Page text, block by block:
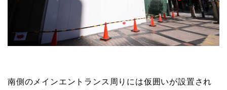
南側のメインエントランス周りには仮囲いが設置され